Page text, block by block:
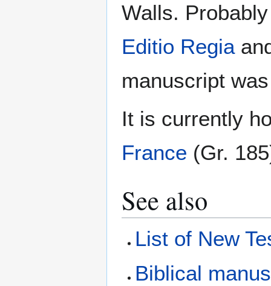
Walls.
Editio Regia
manuscript
It is currently
France (Gr.
See also
List of New
Biblical